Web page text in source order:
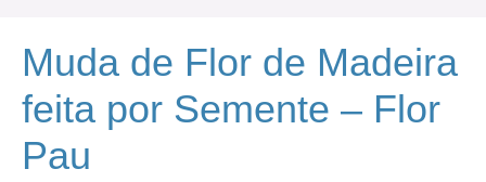
Muda de Flor de Madeira
feita por Semente – Flor
Pau